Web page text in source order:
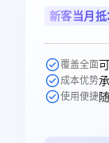
新客当月
覆盖全面
成本优势
使用便捷